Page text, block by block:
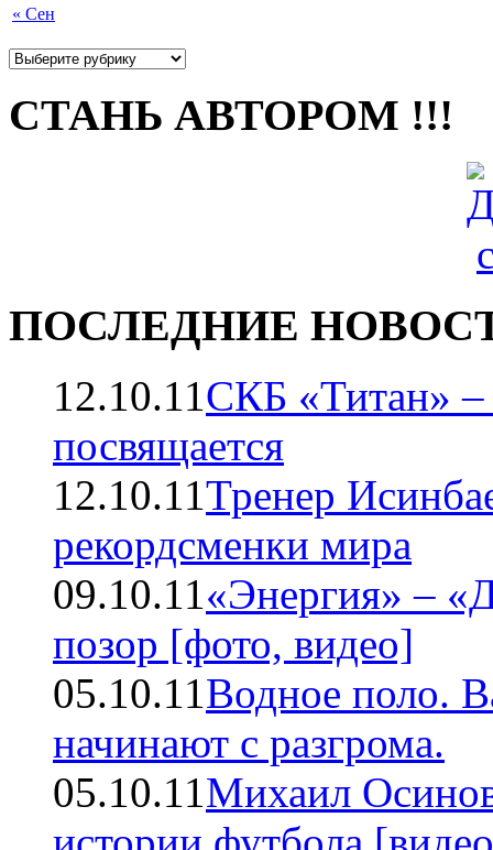
« Сен
СТАНЬ АВТОРОМ !!!
ПОСЛЕДНИЕ
12.10.11СКБ «Титан» –
посвящается
12.10.11Тренер
рекордсменки мира
09.10.11«Энергия» –
позор [фото, видео]
05.10.11Водное поло.
начинают с разгрома.
05.10.11Михаил